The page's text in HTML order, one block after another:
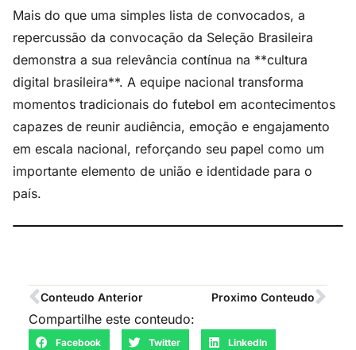
Mais do que uma simples lista de convocados, a
repercussão da convocação da Seleção Brasileira
demonstra a sua relevância contínua na **cultura
digital brasileira**. A equipe nacional transforma
momentos tradicionais do futebol em acontecimentos
capazes de reunir audiência, emoção e engajamento
em escala nacional, reforçando seu papel como um
importante elemento de união e identidade para o
país.
Conteudo Anterior Proximo Conteudo
Compartilhe este conteudo:
Facebook Twitter LinkedIn